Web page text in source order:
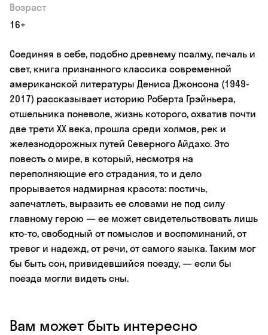
Возраст
16+
Соединяя в себе, подобно древнему псалму, печаль и
свет, книга признанного классика современной
американской литературы Дениса Джонсона (1949-
2017) рассказывает историю Роберта Грэйньера,
отшельника поневоле, жизнь которого, охватив почти
две трети XX века, прошла среди холмов, рек и
железнодорожных путей Северного Айдахо. Это
повесть о мире, в который, несмотря на
переполняющие его страдания, то и дело
прорывается надмирная красота: постичь,
запечатлеть, выразить ее словами не под силу
главному герою — ее может свидетельствовать лишь
кто-то, свободный от помыслов и воспоминаний, от
тревог и надежд, от речи, от самого языка. Таким мог
бы быть сон, привидевшийся поезду, — если бы
поезда могли видеть сны.
Вам может быть интересно